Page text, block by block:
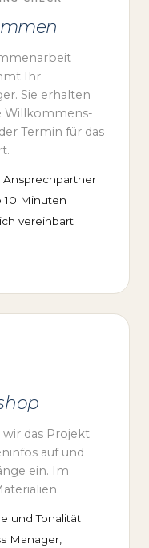
Ihr
Sie erhalten
Willkommens-
Termin für das
Ansprechpartner
10 Minuten
vereinbart
das Projekt
auf und
ein. Im
und Tonalität
Manager,